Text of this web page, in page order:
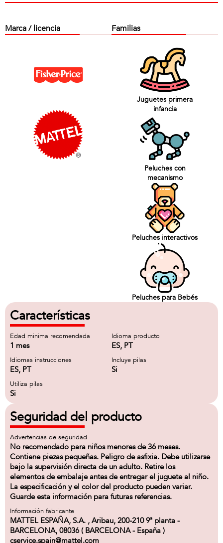
Marca / licencia Familias
Juguetes primera
infancia
Peluches con
mecanismo
Peluches interactivos
Peluches para Bebés
Características
Edad minima recomendada
1 mes
Idioma producto
ES, PT
Idiomas instrucciones
ES, PT
Incluye pilas
Si
Utiliza pilas
Si
Seguridad del producto
Advertencias de seguridad
No recomendado para niños menores de 36 meses.
Contiene piezas pequeñas. Peligro de asfixia. Debe utilizarse
bajo la supervisión directa de un adulto. Retire los
elementos de embalaje antes de entregar el juguete al niño.
La especificación y el color del producto pueden variar.
Guarde esta información para futuras referencias.
Información fabricante
MATTEL ESPAÑA, S.A. , Aribau, 200-210 9ª planta -
BARCELONA, 08036 ( BARCELONA - España )
cservice.spain@mattel.com